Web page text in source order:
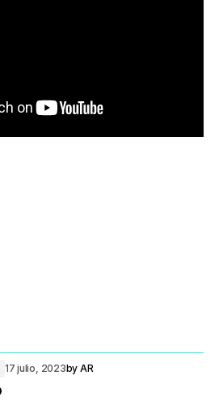
17 julio, 2023by AR